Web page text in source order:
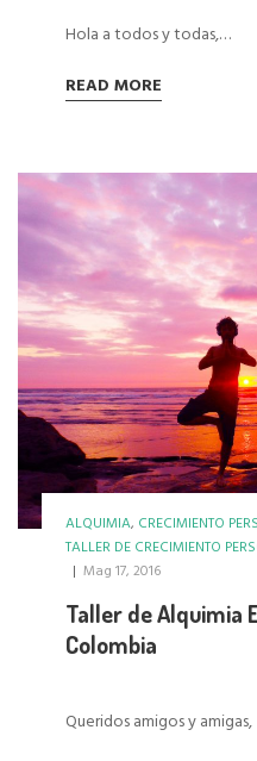
Hola a todos y todas,…
READ MORE
ALQUIMIA, CRECIMIENTO
TALLER DE CRECIMIENTO
| Mag 17, 2016
Taller de Alquimia
Colombia
Queridos amigos y amigas,